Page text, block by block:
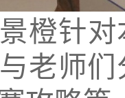
橙针
老师